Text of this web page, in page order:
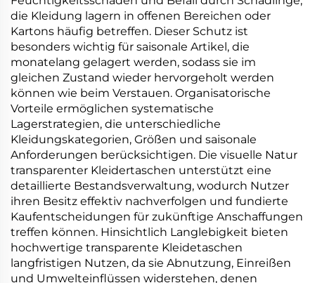
die Kleidung lagern in offenen Bereichen oder
Kartons häufig betreffen. Dieser Schutz ist
besonders wichtig für saisonale Artikel, die
monatelang gelagert werden, sodass sie im
gleichen Zustand wieder hervorgeholt werden
können wie beim Verstauen. Organisatorische
Vorteile ermöglichen systematische
Lagerstrategien, die unterschiedliche
Kleidungskategorien, Größen und saisonale
Anforderungen berücksichtigen. Die visuelle Natur
transparenter Kleidertaschen unterstützt eine
detaillierte Bestandsverwaltung, wodurch Nutzer
ihren Besitz effektiv nachverfolgen und fundierte
Kaufentscheidungen für zukünftige Anschaffungen
treffen können. Hinsichtlich Langlebigkeit bieten
hochwertige transparente Kleidetaschen
langfristigen Nutzen, da sie Abnutzung, Einreißen
und Umwelteinflüssen widerstehen, denen